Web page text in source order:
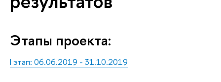
Этапы проекта:
I этап: 06.06.2019 - 31.10.2019